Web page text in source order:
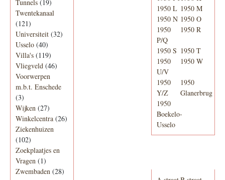
Tunnels (19)
Twentekanaal
(121)
Universiteit (32)
Usselo (40)
Villa's (119)
Vliegveld (46)
Voorwerpen
m.b.t. Enschede
(3)
Wijken (27)
Winkelcentra (26)
Ziekenhuizen
(102)
Zoekplaatjes en
Vragen (1)
Zwembaden (28)
1950 L 1950 M
1950 N 1950 O
1950
P/Q
1950 R
1950 S 1950 T
1950
U/V
1950 W
1950
Y/Z
1950
Glanerbrug
1950
Boekelo-
Usselo